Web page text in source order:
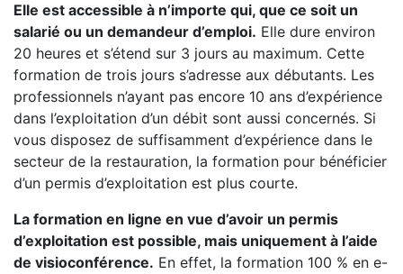
Elle est accessible à n’importe qui, que ce soit un
salarié ou un demandeur d’emploi. Elle dure environ
20 heures et s’étend sur 3 jours au maximum. Cette
formation de trois jours s’adresse aux débutants. Les
professionnels n’ayant pas encore 10 ans d’expérience
dans l’exploitation d’un débit sont aussi concernés. Si
vous disposez de suffisamment d’expérience dans le
secteur de la restauration, la formation pour bénéficier
d’un permis d’exploitation est plus courte.
La formation en ligne en vue d’avoir un permis
d’exploitation est possible, mais uniquement à l’aide
de visioconférence. En effet, la formation 100 % en e-